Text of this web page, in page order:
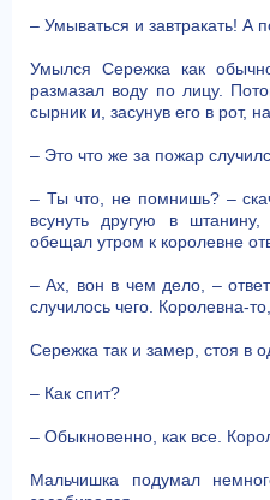
– Умываться и завтракать! А
Умылся Сережка как
размазал воду по лицу.
сырник и, засунув его в рот,
– Это что же за пожар
– Ты что, не помнишь? –
всунуть другую в
обещал утром к королевне
– Ах, вон в чем дело, –
случилось чего. Королевна-
Сережка так и замер, стоя в
– Как спит?
– Обыкновенно, как все.
Мальчишка подумал